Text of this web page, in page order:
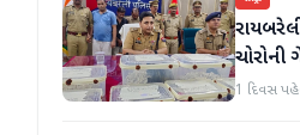
ચોરોની
12.4
1 દિવસ